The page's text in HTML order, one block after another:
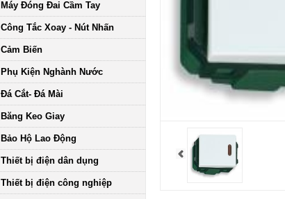
Máy Đóng Đai Cầm Tay
Công Tắc Xoay - Nút Nhấn
Cảm Biến
Phụ Kiện Nghành Nước
Đá Cắt- Đá Mài
Băng Keo Giay
Bảo Hộ Lao Động
Thiết bị điện dân dụng
Thiết bị điện công nghiệp